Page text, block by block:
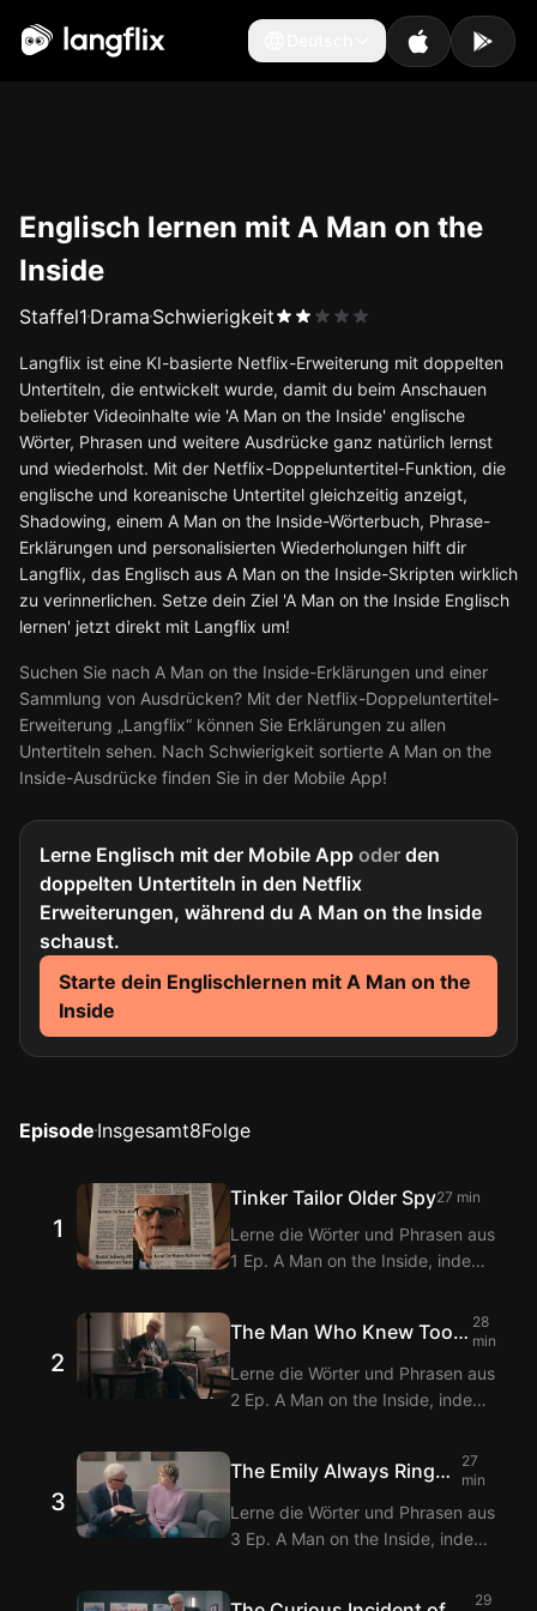
Deutsch
Englisch lernen mit A Man on the
Inside
Staffel1 Drama Schwierigkeit
Langflix ist eine KI-basierte Netflix-Erweiterung mit doppelten
Untertiteln, die entwickelt wurde, damit du beim Anschauen
beliebter Videoinhalte wie 'A Man on the Inside' englische
Wörter, Phrasen und weitere Ausdrücke ganz natürlich lernst
und wiederholst. Mit der Netflix-Doppeluntertitel-Funktion, die
englische und koreanische Untertitel gleichzeitig anzeigt,
Shadowing, einem A Man on the Inside-Wörterbuch, Phrase-
Erklärungen und personalisierten Wiederholungen hilft dir
Langflix, das Englisch aus A Man on the Inside-Skripten wirklich
zu verinnerlichen. Setze dein Ziel 'A Man on the Inside Englisch
lernen' jetzt direkt mit Langflix um!
Suchen Sie nach A Man on the Inside-Erklärungen und einer
Sammlung von Ausdrücken? Mit der Netflix-Doppeluntertitel-
Erweiterung „Langflix“ können Sie Erklärungen zu allen
Untertiteln sehen. Nach Schwierigkeit sortierte A Man on the
Inside-Ausdrücke finden Sie in der Mobile App!
Lerne Englisch mit der Mobile App oder den
doppelten Untertiteln in den Netflix
Erweiterungen, während du A Man on the Inside
schaust.
Starte dein Englischlernen mit A Man on the
Inside
Episode Insgesamt8Folge
1
Tinker Tailor Older Spy27 min
Lerne die Wörter und Phrasen aus
1 Ep. A Man on the Inside, indem
Langflix Erweiterungen ansiehst!
Mit der Doppeltitel-Funktion von
Langflix erhältst du
2
The Man Who Knew Too
Much About Bridges
28
min
Lerne die Wörter und Phrasen aus
2 Ep. A Man on the Inside, indem
Koreanisch Untertiteln über die
Langflix Erweiterungen ansiehst!
Mit der Doppeltitel-Funktion von
Langflix erhältst du
3
The Emily Always Rings
27
min
Lerne die Wörter und Phrasen aus
3 Ep. A Man on the Inside, indem
29